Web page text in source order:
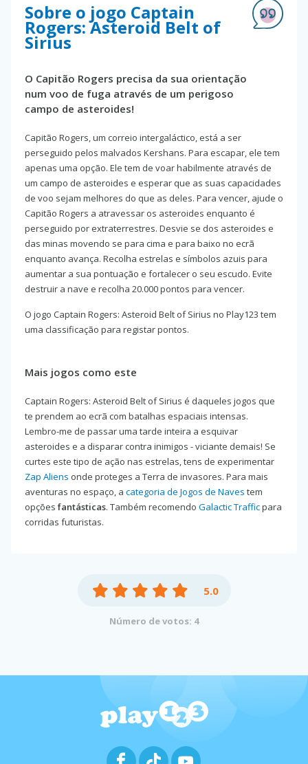
Sobre o jogo Captain
Rogers: Asteroid Belt of
Sirius
O Capitão Rogers precisa da sua orientação
num voo de fuga através de um perigoso
campo de asteroides!
Capitão Rogers, um correio intergaláctico, está a ser
perseguido pelos malvados Kershans. Para escapar, ele tem
apenas uma opção. Ele tem de voar habilmente através de
um campo de asteroides e esperar que as suas capacidades
de voo sejam melhores do que as deles. Para vencer, ajude o
Capitão Rogers a atravessar os asteroides enquanto é
perseguido por extraterrestres. Desvie se dos asteroides e
das minas movendo se para cima e para baixo no ecrã
enquanto avança. Recolha estrelas e símbolos azuis para
aumentar a sua pontuação e fortalecer o seu escudo. Evite
destruir a nave e recolha 20.000 pontos para vencer.
O jogo Captain Rogers: Asteroid Belt of Sirius no Play123 tem
uma classificação para registar pontos.
Mais jogos como este
Captain Rogers: Asteroid Belt of Sirius é daqueles jogos que
te prendem ao ecrã com batalhas espaciais intensas.
Lembro-me de passar uma tarde inteira a esquivar
asteroides e a disparar contra inimigos - viciante demais! Se
curtes este tipo de ação nas estrelas, tens de experimentar
Zap Aliens onde proteges a Terra de invasores. Para mais
aventuras no espaço, a categoria de Jogos de Naves tem
opções fantásticas. Também recomendo Galactic Trafficpara
corridas futuristas.
5.0
Número de votos: 4